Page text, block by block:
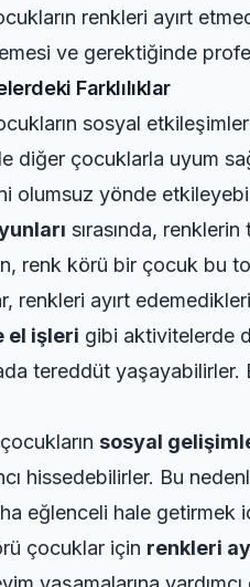
renkleri ayırt
ve gerektiğinde
Farklılıklar
sosyal
diğer çocuklarla uyum
olumsuz yönde
sırasında,
renk körü bir çocuk bu
renkleri ayırt
el işleri gibi aktivitelerde
tereddüt yaşayabilirler.
sosyal
hissedebilirler. Bu
eğlenceli hale getirmek
çocuklar için renkleri